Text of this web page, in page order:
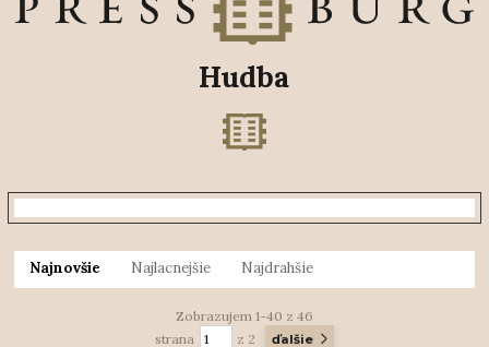
Hudba
Najnovšie Najlacnejšie Najdrahšie
Zobrazujem 1-40 z 46
strana
z 2 ďalšie